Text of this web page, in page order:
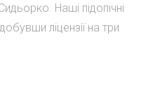
Наші підопічні
ліцензії на три